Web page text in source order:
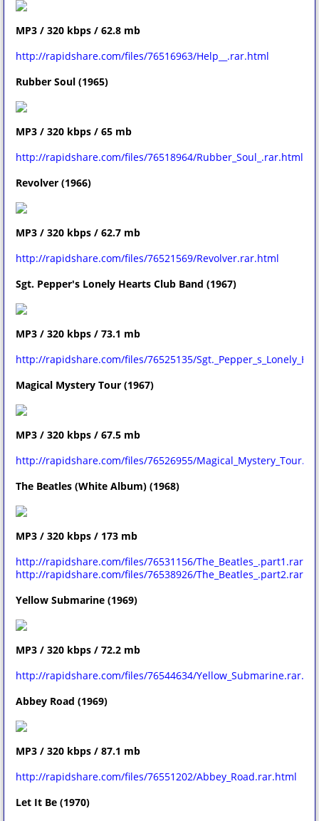
MP3 / 320 kbps / 62.8 mb
http://rapidshare.com/files/76516963/Help__.rar.html
Rubber Soul (1965)
MP3 / 320 kbps / 65 mb
http://rapidshare.com/files/76518964/Rubber_Soul_.rar.html
Revolver (1966)
MP3 / 320 kbps / 62.7 mb
http://rapidshare.com/files/76521569/Revolver.rar.html
Sgt. Pepper's Lonely Hearts Club Band (1967)
MP3 / 320 kbps / 73.1 mb
http://rapidshare.com/files/76525135/
Magical Mystery Tour (1967)
MP3 / 320 kbps / 67.5 mb
http://rapidshare.com/files/76526955/
The Beatles (White Album) (1968)
MP3 / 320 kbps / 173 mb
http://rapidshare.com/files/76531156/
http://rapidshare.com/files/76538926/
Yellow Submarine (1969)
MP3 / 320 kbps / 72.2 mb
http://rapidshare.com/files/76544634/
Abbey Road (1969)
MP3 / 320 kbps / 87.1 mb
http://rapidshare.com/files/76551202/Abbey_Road.rar.html
Let It Be (1970)